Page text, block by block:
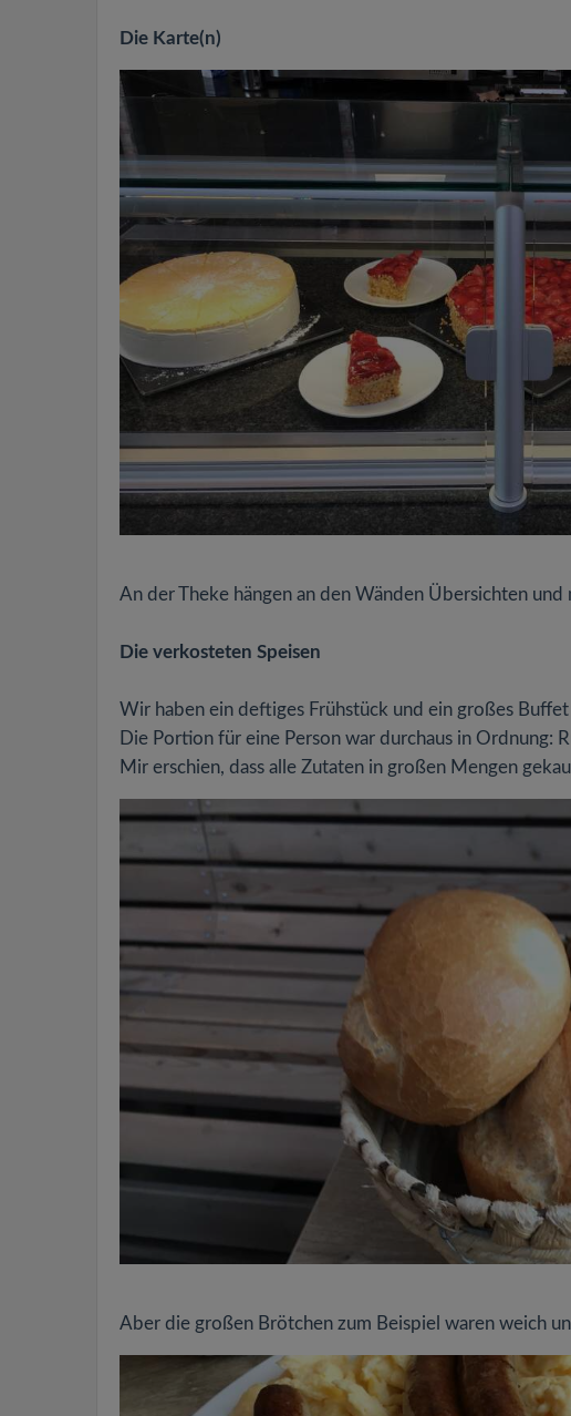
Die Karte(n)
An der Theke hängen an den Wänden Übersichten
Die verkosteten Speisen
Wir haben ein deftiges Frühstück und ein großes Buffet
Die Portion für eine Person war durchaus in Ordnung:
Mir erschien, dass alle Zutaten in großen Mengen
Aber die großen Brötchen zum Beispiel waren weich